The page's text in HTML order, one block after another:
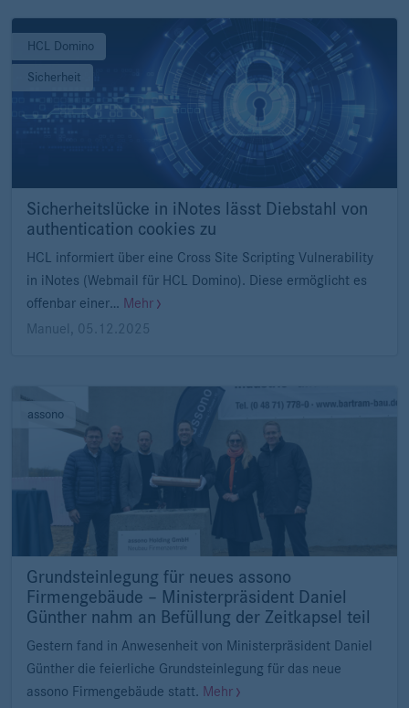
HCL Domino
Sicherheit
Sicherheitslücke in iNotes lässt Diebstahl von
authentication cookies zu
HCL informiert über eine Cross Site Scripting Vulnerability
in iNotes (Webmail für HCL Domino). Diese ermöglicht es
offenbar einer… Mehr
Manuel
05.12.2025
assono
Grundsteinlegung für neues assono
Firmengebäude – Ministerpräsident Daniel
Günther nahm an Befüllung der Zeitkapsel teil
Gestern fand in Anwesenheit von Ministerpräsident Daniel
Günther die feierliche Grundsteinlegung für das neue
assono Firmengebäude statt. Mehr